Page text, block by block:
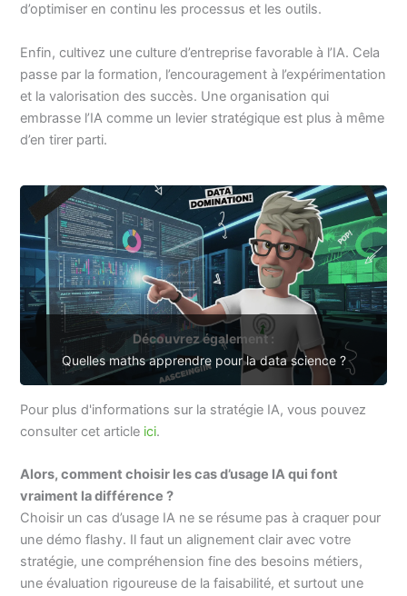
d’optimiser en continu les processus et les outils.
Enfin, cultivez une culture d’entreprise favorable à l’IA. Cela
passe par la formation, l’encouragement à l’expérimentation
et la valorisation des succès. Une organisation qui
embrasse l’IA comme un levier stratégique est plus à même
d’en tirer parti.
Découvrez également :
Quelles maths apprendre pour la data science ?
Pour plus d'informations sur la stratégie IA, vous pouvez
consulter cet article ici.
Alors, comment choisir les cas d’usage IA qui font
vraiment la différence ?
Choisir un cas d’usage IA ne se résume pas à craquer pour
une démo flashy. Il faut un alignement clair avec votre
stratégie, une compréhension fine des besoins métiers,
une évaluation rigoureuse de la faisabilité, et surtout une